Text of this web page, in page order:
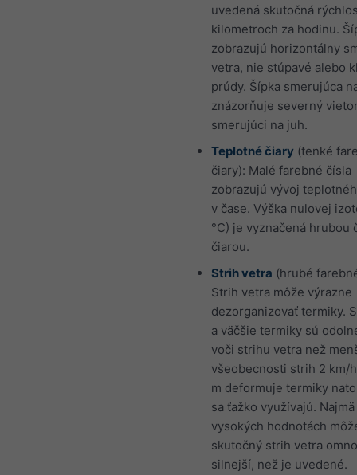
uvedená skutočná
kilometroch za hodinu.
zobrazujú horizontálny
vetra, nie stúpavé alebo
prúdy. Šípka smerujúca
znázorňuje severný
smerujúci na juh.
Teplotné čiary (tenké
čiary): Malé farebné čísla
zobrazujú vývoj
v čase. Výška nulovej
°C) je vyznačená hrubou
čiarou.
Strih vetra (hrubé
Strih vetra môže výrazne
dezorganizovať termiky.
a väčšie termiky sú
voči strihu vetra než
všeobecnosti strih 2 km/
m deformuje termiky
sa ťažko využívajú.
vysokých hodnotách
skutočný strih vetra
silnejší, než je uvedené.